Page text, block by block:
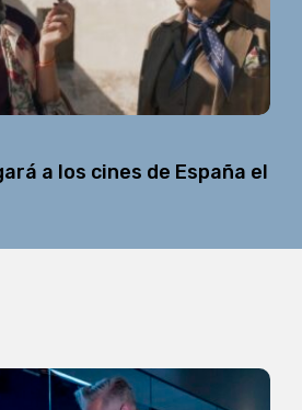
a los cines de España el